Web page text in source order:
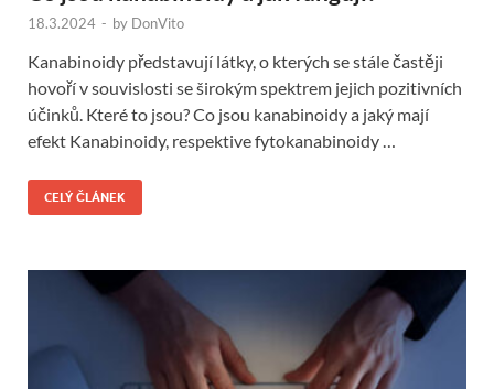
18.3.2024 - by DonVito
Kanabinoidy představují látky, o kterých se stále častěji
hovoří v souvislosti se širokým spektrem jejich pozitivních
účinků. Které to jsou? Co jsou kanabinoidy a jaký mají
efekt Kanabinoidy, respektive fytokanabinoidy …
CELÝ ČLÁNEK